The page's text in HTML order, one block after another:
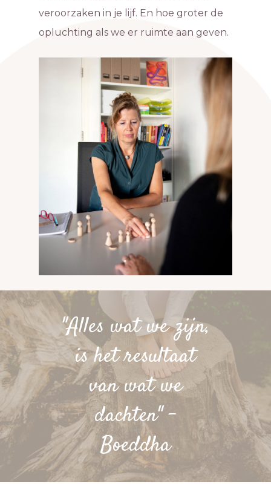
veroorzaken in je lijf. En hoe groter de
opluchting als we er ruimte aan geven.
"Alles wat we zijn,
is het resultaat
van wat we
dachten" -
Boeddha